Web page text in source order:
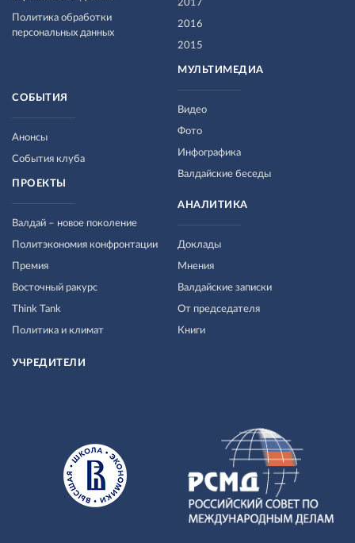
Политика обработки
персональных данных
2017
2016
2015
МУЛЬТИМЕДИА
Видео
Фото
Инфографика
Валдайские беседы
СОБЫТИЯ
Анонсы
События клуба
ПРОЕКТЫ
Валдай – новое поколение
Политэкономия конфронтации
Премия
Восточный ракурс
Think Tank
Политика и климат
АНАЛИТИКА
Доклады
Мнения
Валдайские записки
От председателя
Книги
УЧРЕДИТЕЛИ